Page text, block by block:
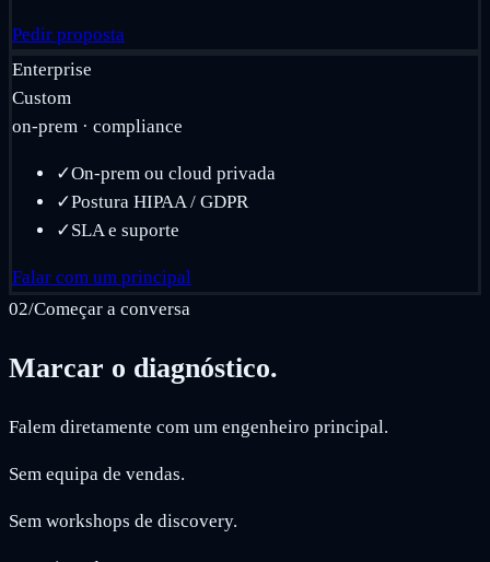
Pedir proposta
Enterprise
Custom
on-prem · compliance
✓On-prem ou cloud privada
✓Postura HIPAA / GDPR
✓SLA e suporte
Falar com um principal
02/Começar a conversa
Marcar o diagnóstico.
Falem diretamente com um engenheiro principal.
Sem equipa de vendas.
Sem workshops de discovery.